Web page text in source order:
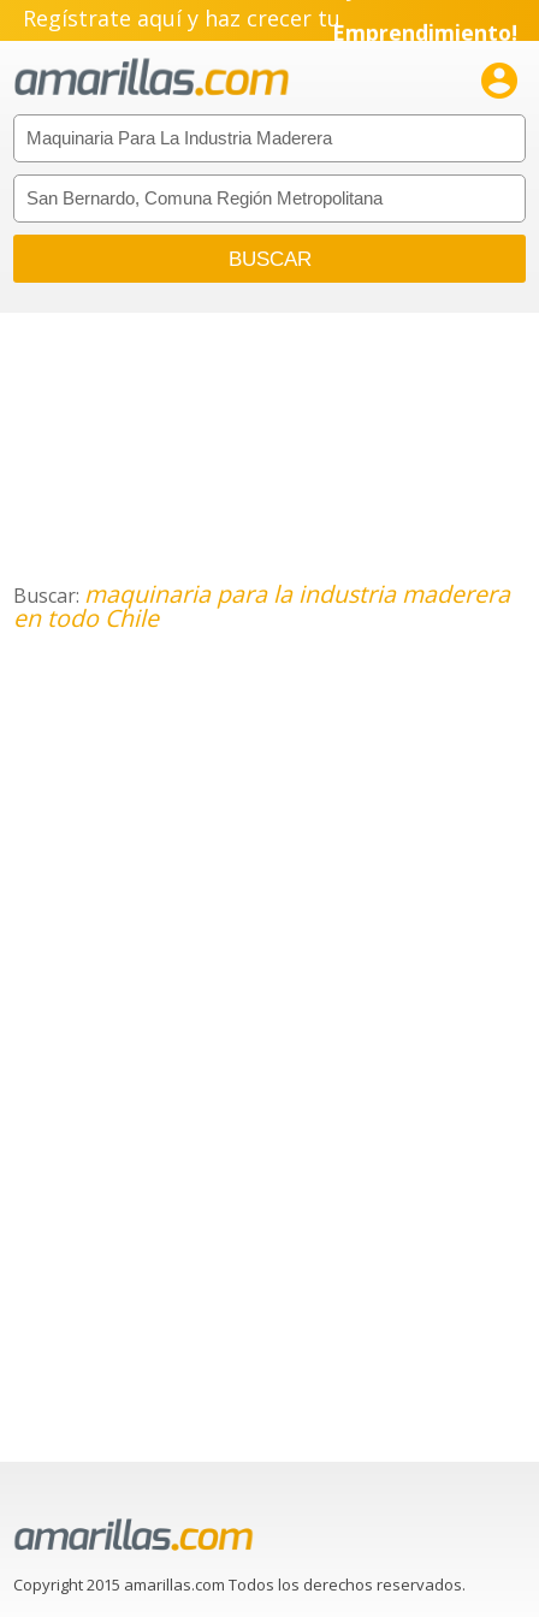
Regístrate aquí y haz crecer tuEmprendimiento!

Buscar: maquinaria para la industria maderera
en todo Chile
Copyright 2015 amarillas.com Todos los derechos reservados.